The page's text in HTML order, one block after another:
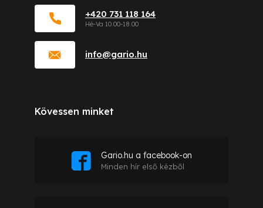
info@gario.hu
+420 731 118 164
Kövessen minket
Gario.hu a facebook-on
Minden hír első kézből